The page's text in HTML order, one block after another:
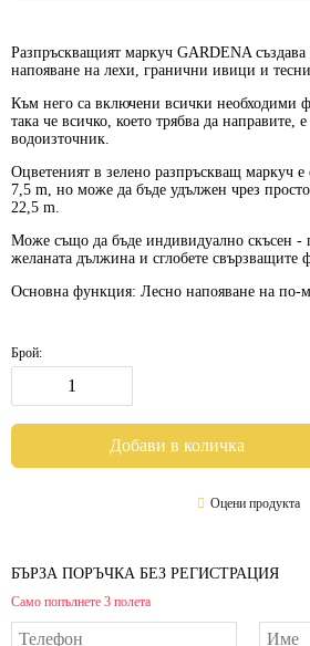
Разпръскващият маркуч GARDENA
напояване на лехи, гранични ивици и
Към него са включени всички необходими
така че всичко, което трябва да направите,
водоизточник.
Оцветеният в зелено разпръскващ маркуч
7,5 m, но може да бъде удължен чрез
22,5 m.
Може също да бъде индивидуално скъсен -
желаната дължина и сглобете свързващите
Основна функция: Лесно напояване на по-
Брой:
Оцени продукта
БЪРЗА ПОРЪЧКА БЕЗ РЕГИСТРАЦИЯ
Само попълнете 3 полета